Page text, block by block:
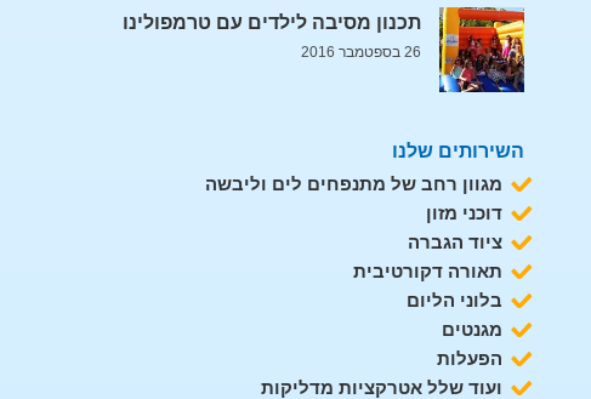
תכנון מסיבה לילדים עם טרמפולינו
26 בספטמבר 2016
השירותים שלנו
מגוון רחב של מתנפחים לים וליבשה
דוכני מזון
ציוד הגברה
תאורה דקורטיבית
בלוני הליום
מגנטים
הפעלות
ועוד שלל אטרקציות מדליקות